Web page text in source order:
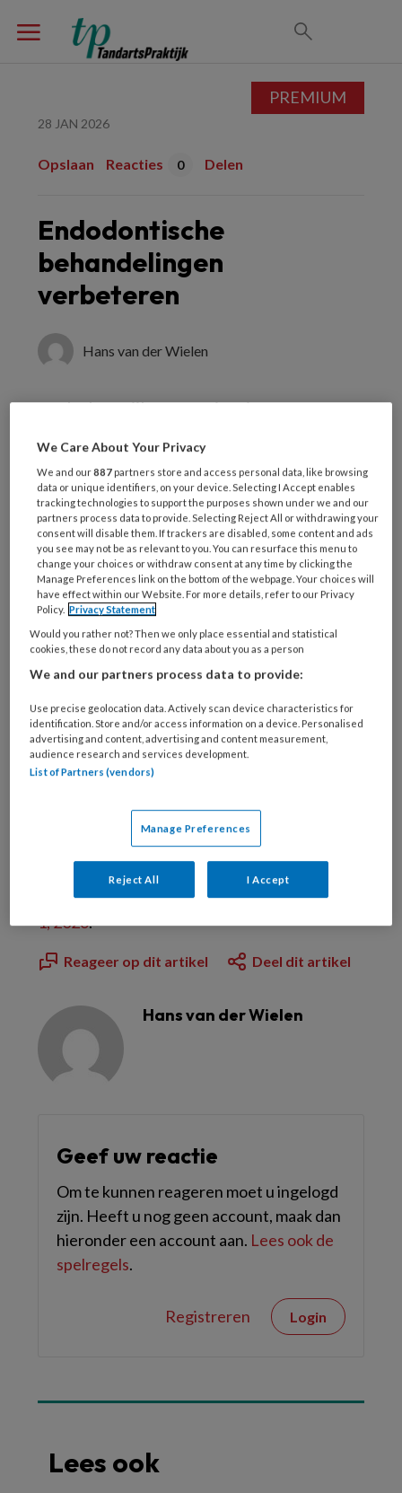
28 JAN 2026
Opslaan Reacties 0 Delen
Endodontische
behandelingen
verbeteren
Hans van der Wielen
De belangrijkste motivatie van Joāo
was om manieren te onderzoeken om
endodontische behandelingen te
verbeteren, niet alleen vanuit een
technisch of behandelaarsgericht
perspectief, maar ook vanuit het
perspectief van de patiënt.
PREMIUM
Bekijk de mogelijkheden
Al abonnee?Log dan in
Dit artikel is verschenen inTandartsPraktijk nr.
1, 2026.
PREMIUM
Reageer op dit artikel Deel dit artikel
Hans van der Wielen
Geef uw reactie
Om te kunnen reageren moet u ingelogd
zijn. Heeft u nog geen account, maak dan
hieronder een account aan. Lees ook de
spelregels.
Registreren Login
Lees ook
We Care About Your Privacy
We and our887 partners store and access personal data, like browsing
data or unique identifiers, on your device. Selecting I Accept enables
tracking technologies to support the purposes shown under we and our
partners process data to provide. Selecting Reject All or withdrawing your
consent will disable them. If trackers are disabled, some content and ads
you see may not be as relevant to you. You can resurface this menu to
change your choices or withdraw consent at any time by clicking the
Manage Preferences link on the bottom of the webpage. Your choices will
have effect within our Website. For more details, refer to our Privacy
Policy. Privacy Statement
Would you rather not? Then we only place essential and statistical
cookies, these do not record any data about you as a person
We and our partners process data to provide:
Use precise geolocation data. Actively scan device characteristics for
identification. Store and/or access information on a device. Personalised
advertising and content, advertising and content measurement,
audience research and services development.
List of Partners (vendors)
Manage Preferences
Reject All I Accept